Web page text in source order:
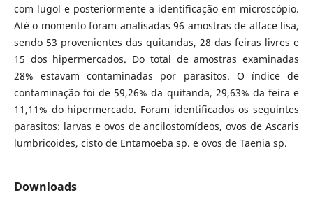
com lugol e posteriormente a identificação em microscópio.
Até o momento foram analisadas 96 amostras de alface lisa,
sendo 53 provenientes das quitandas, 28 das feiras livres e
15 dos hipermercados. Do total de amostras examinadas
28% estavam contaminadas por parasitos. O índice de
contaminação foi de 59,26% da quitanda, 29,63% da feira e
11,11% do hipermercado. Foram identificados os seguintes
parasitos: larvas e ovos de ancilostomídeos, ovos de Ascaris
lumbricoides, cisto de Entamoeba sp. e ovos de Taenia sp.
Downloads